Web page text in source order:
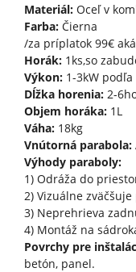
Materiál:Oceľ v
Farba:Čierna
/za príplatok 99€
Horák:1ks,so
Výkon:1-3kW podľa
Dĺžka horenia:2-
Objem horáka:1L
Váha:18kg
Vnútorná parabola:
Výhody paraboly:
1) Odráža do
2) Vizuálne
3) Neprehrieva
4) Montáž na
Povrchy pre
betón, panel.